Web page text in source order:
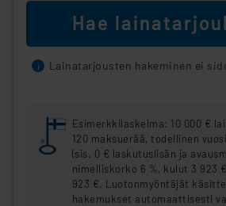
Hae
i Lainatarjousten hakeminen ei
Esimerkkilaskelma: 10 000 €
120 maksuerää, todellinen
(sis. 0 € laskutuslisän ja
nimelliskorko 6 %, kulut 3 923
923 €. Luotonmyöntäjät
hakemukset automaattisesti